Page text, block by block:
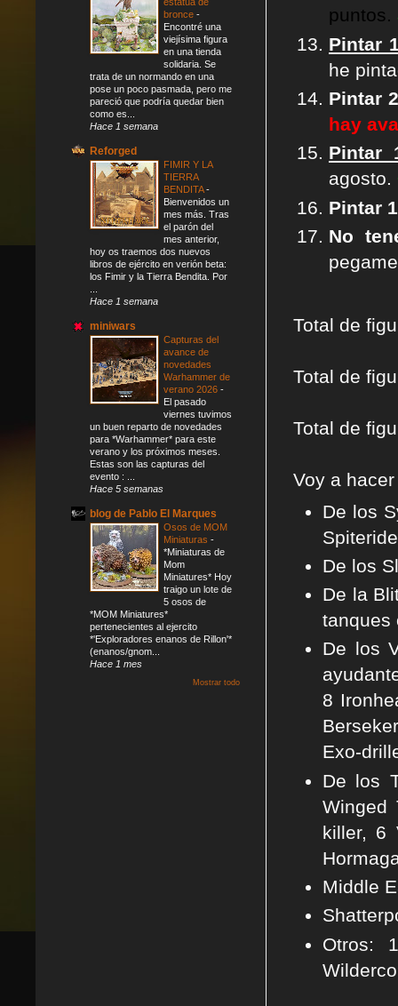
puntos.
Pintar
he
Pintar
hay
Pintar
agosto.
Pintar
No
Total de
Total de
Total de
Voy a
De los
De los
De la
tanques
De los
8
Exo-
De los
Winged
killer, 6
Middle
Otros:
bronce -
Encontré una
viejísima figura
en una tienda
solidaria. Se
trata de un normando en una
pose un poco pasmada, pero me
pareció que podría quedar bien
como es...
Hace 1 semana
Reforged
FIMIR Y LA
TIERRA
BENDITA-
Bienvenidos un
mes más. Tras
el parón del
mes anterior,
hoy os traemos dos nuevos
libros de ejército en verión beta:
los Fimir y la Tierra Bendita. Por
Hace 1 semana
miniwars
Capturas del
avance de
novedades
Warhammer de
verano 2026 -
El pasado
viernes tuvimos
un buen reparto de novedades
para *Warhammer* para este
verano y los próximos meses.
Estas son las capturas del
evento : ...
Hace 5 semanas
blog de Pablo El Marques
Osos de MOM
Miniaturas -
*Miniaturas de
Mom
Miniatures* Hoy
traigo un lote de
5 osos de
*MOM Miniatures*
pertenecientes al ejercito
*'Exploradores enanos de Rillon'*
(enanos/gnom...
Hace 1 mes
Mostrar todo